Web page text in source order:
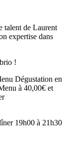
talent de Laurent
expertise dans
!
Dégustation en
à 40,00€ et
19h00 à 21h30